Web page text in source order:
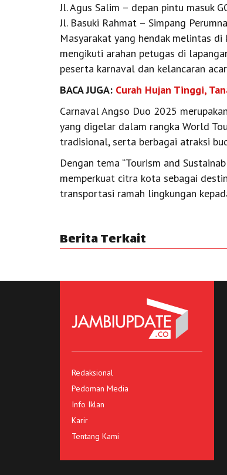
Jl. Agus Salim – depan pintu masuk
Jl. Basuki Rahmat – Simpang
Masyarakat yang hendak melintas
mengikuti arahan petugas di
peserta karnaval dan kelancaran
BACA JUGA: Curah Hujan Tinggi,
Carnaval Angso Duo 2025
yang digelar dalam rangka World
tradisional, serta berbagai atraksi
Dengan tema “Tourism and
memperkuat citra kota sebagai
transportasi ramah lingkungan
Berita Terkait
Redaksional
Pedoman Media
Info Iklan
Karir
Tentang Kami